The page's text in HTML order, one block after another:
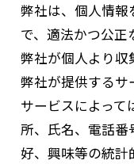
弊社は、個人情
で、適法かつ公正
弊社が個人より
弊社が提供するサ
サービスによって
所、氏名、電話番
好、興味等の統計